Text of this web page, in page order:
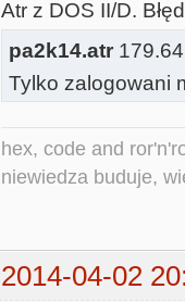
Atr z DOS II/D.
pa2k14.atr
Tylko zalogowani
hex, code and
niewiedza buduje,
2014-04-02